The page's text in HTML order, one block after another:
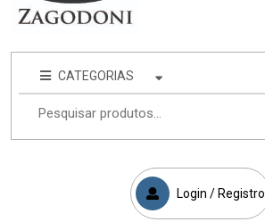
CATEGORIAS
Login / Registro